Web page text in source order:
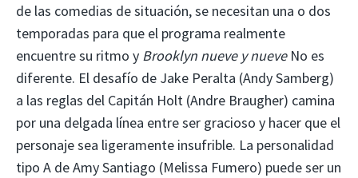
de las comedias de situación, se necesitan una o dos
temporadas para que el programa realmente
encuentre su ritmo y Brooklyn nueve y nueveNo es
diferente. El desafío de Jake Peralta (Andy Samberg)
a las reglas del Capitán Holt (Andre Braugher) camina
por una delgada línea entre ser gracioso y hacer que el
personaje sea ligeramente insufrible. La personalidad
tipo A de Amy Santiago (Melissa Fumero) puede ser un